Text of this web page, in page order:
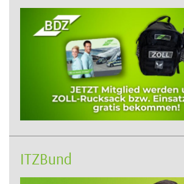
ITZBund